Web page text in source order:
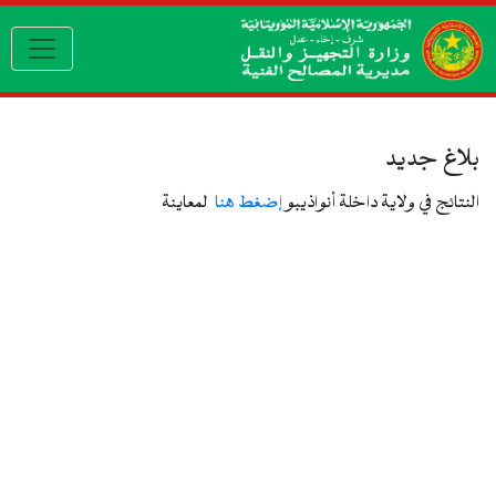
بلاغ جديد
النتائج في ولاية داخلة أنواذيبوإضغط هنا لمعاينة